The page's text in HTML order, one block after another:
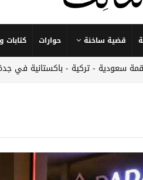
قضية ساخنة حوارات كتابات
قمة سعودية - تركية - باكستانية في